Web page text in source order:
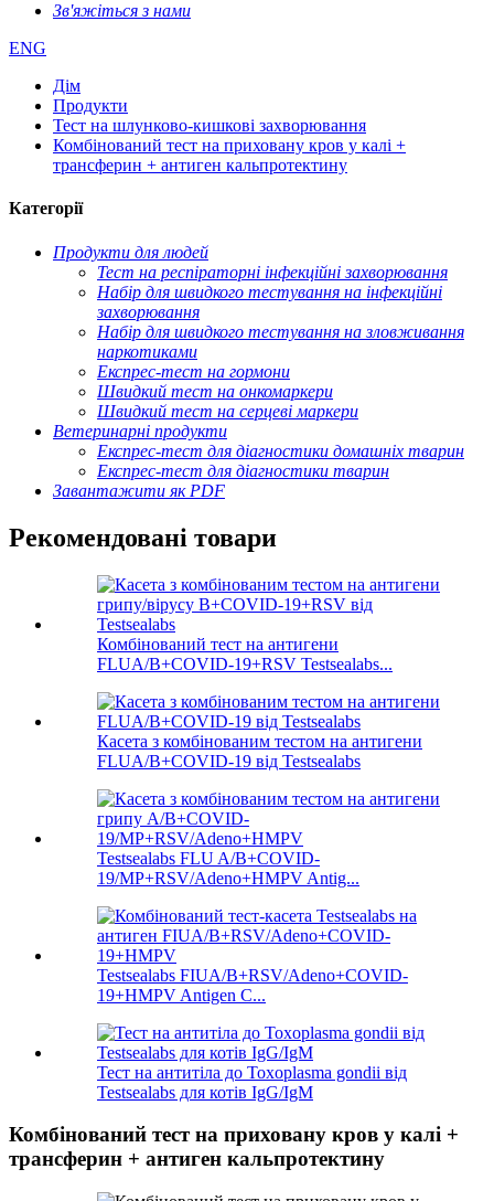
Зв'яжіться з нами
ENG
Дім
Продукти
Тест на шлунково-кишкові захворювання
Комбінований тест на приховану кров у калі +
трансферин + антиген кальпротектину
Категорії
Продукти для людей
Тест на респіраторні інфекційні захворювання
Набір для швидкого тестування на інфекційні
захворювання
Набір для швидкого тестування на зловживання
наркотиками
Експрес-тест на гормони
Швидкий тест на онкомаркери
Швидкий тест на серцеві маркери
Ветеринарні продукти
Експрес-тест для діагностики домашніх тварин
Експрес-тест для діагностики тварин
Завантажити як PDF
Рекомендовані товари
Комбінований тест на антигени
FLUA/B+COVID-19+RSV Testsealabs...
Касета з комбінованим тестом на антигени
FLUA/B+COVID-19 від Testsealabs
Testsealabs FLU A/B+COVID-
19/MP+RSV/Adeno+HMPV Antig...
Testsealabs FIUA/B+RSV/Adeno+COVID-
19+HMPV Antigen C...
Тест на антитіла до Toxoplasma gondii від
Testsealabs для котів IgG/IgM
Комбінований тест на приховану кров у калі +
трансферин + антиген кальпротектину